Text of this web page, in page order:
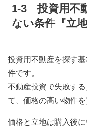
1-3 投資用不
ない条件『立地
投資用不動産を探す
件です。
不動産投資で失敗す
て、価格の高い物件を
価格と立地は購入後